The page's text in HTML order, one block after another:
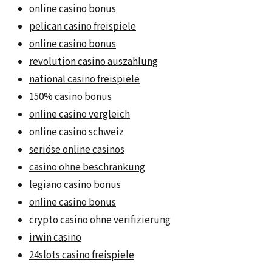
online casino bonus
pelican casino freispiele
online casino bonus
revolution casino auszahlung
national casino freispiele
150% casino bonus
online casino vergleich
online casino schweiz
seriöse online casinos
casino ohne beschränkung
legiano casino bonus
online casino bonus
crypto casino ohne verifizierung
irwin casino
24slots casino freispiele